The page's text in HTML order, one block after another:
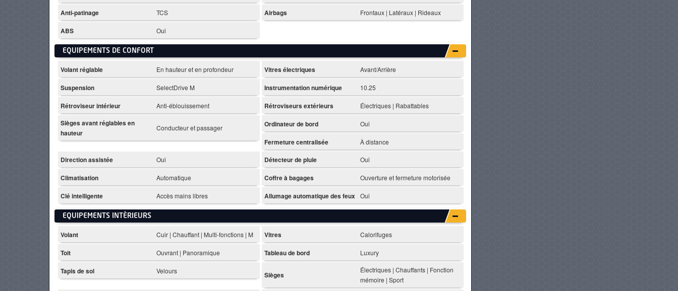
Anti-patinage TCS Airbags Frontaux | Latéraux | Rideaux
ABS Oui
EQUIPEMENTS DE CONFORT
Volant réglable En hauteur et en profondeur Vitres électriques Avant/Arrière
Suspension SelectDrive M Instrumentation numérique 10.25
Rétroviseur intérieur Anti-éblouissement Rétroviseurs extérieurs Électriques | Rabattables
Sièges avant réglables en
hauteur
Conducteur et passager Ordinateur de bord Oui
Fermeture centralisée À distance
Direction assistée Oui Détecteur de pluie Oui
Climatisation Automatique Coffre à bagages Ouverture et fermeture motorisée
Clé intelligente Accès mains libres Allumage automatique des feux Oui
EQUIPEMENTS INTÈRIEURS
Volant Cuir | Chauffant | Multi-fonctions | M Vitres Calorifuges
Toit Ouvrant | Panoramique Tableau de bord Luxury
Tapis de sol Velours Sièges
Électriques | Chauffants | Fonction
mémoire | Sport